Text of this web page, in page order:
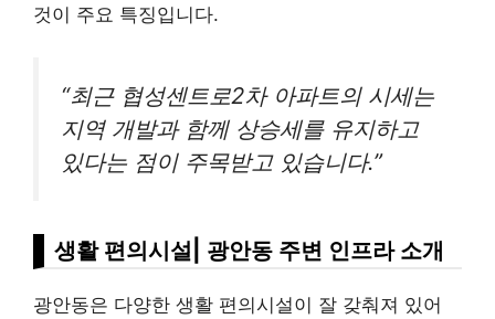
것이 주요 특징입니다.
“최근 협성센트로2차 아파트의 시세는
지역 개발과 함께 상승세를 유지하고
있다는 점이 주목받고 있습니다.”
생활 편의시설| 광안동 주변 인프라 소개
광안동은 다양한 생활 편의시설이 잘 갖춰져 있어